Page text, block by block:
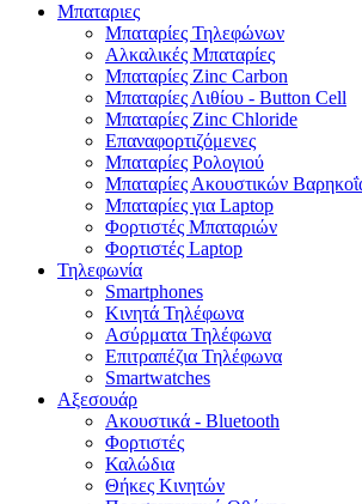
Μπαταριες
Μπαταρίες Τηλεφώνων
Αλκαλικές Μπαταρίες
Μπαταρίες Zinc Carbon
Μπαταρίες Λιθίου - Button Cell
Μπαταρίες Zinc Chloride
Επαναφορτιζόμενες
Μπαταρίες Ρολογιού
Μπαταρίες Ακουστικών
Μπαταρίες για Laptop
Φορτιστές Μπαταριών
Φορτιστές Laptop
Τηλεφωνία
Smartphones
Κινητά Τηλέφωνα
Ασύρματα Τηλέφωνα
Επιτραπέζια Τηλέφωνα
Smartwatches
Αξεσουάρ
Ακουστικά - Bluetooth
Φορτιστές
Καλώδια
Θήκες Κινητών